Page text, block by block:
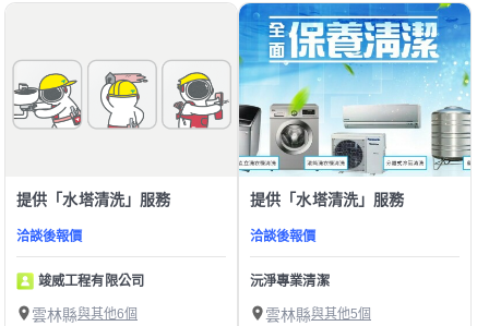
提供「水塔清洗」服務
洽談後報價
竣威工程有限公司
雲林縣與其他6個
提供「水塔清洗」服務
洽談後報價
沅淨專業清潔
雲林縣與其他5個